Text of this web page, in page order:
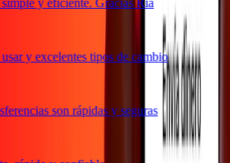
y excelentes tipos de cambio
son rápidas y seguras